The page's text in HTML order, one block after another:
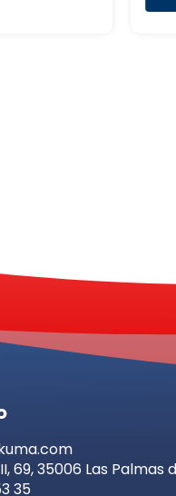
69, 35006 Las
35